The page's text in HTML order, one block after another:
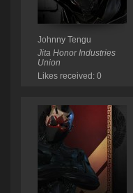
Johnny Tengu
Jita Honor Industries
Union
Likes received: 0